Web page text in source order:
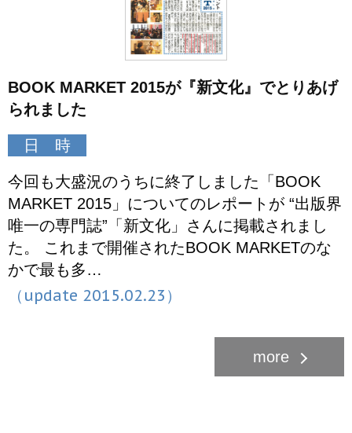
BOOK MARKET 2015が『新文化』でとりあげ
られました
日 時
今回も大盛況のうちに終了しました「BOOK
MARKET 2015」についてのレポートが “出版界
唯一の専門誌”「新文化」さんに掲載されまし
た。 これまで開催されたBOOK MARKETのな
かで最も多…
（update 2015.02.23）